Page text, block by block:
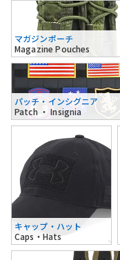
マガジンポーチ
Magazine Pouches
パッチ・インシグニア
Patch ・ Insignia
キャップ・ハット
Caps・Hats